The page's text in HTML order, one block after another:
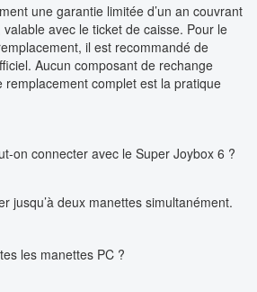
une garantie limitée d’un an couvrant
avec le ticket de caisse. Pour le
il est recommandé de
Aucun composant de rechange
remplacement complet est la pratique
on connecter avec le Super Joybox 6 ?
jusqu’à deux manettes simultanément.
les manettes PC ?